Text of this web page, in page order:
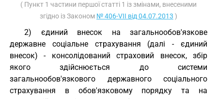
( Пункт 1 частини першої статті 1 із змінами, внесеними
згідно із Законом № 406-VII від 04.07.2013 )
2) єдиний внесок на загальнообов'язкове
державне соціальне страхування (далі - єдиний
внесок) - консолідований страховий внесок, збір
якого здійснюється до системи
загальнообов'язкового державного соціального
страхування в обов'язковому порядку та на